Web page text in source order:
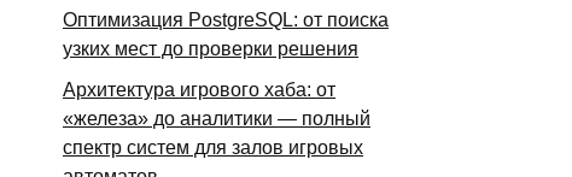
Оптимизация PostgreSQL: от поиска
узких мест до проверки решения
Архитектура игрового хаба: от
«железа» до аналитики — полный
спектр систем для залов игровых